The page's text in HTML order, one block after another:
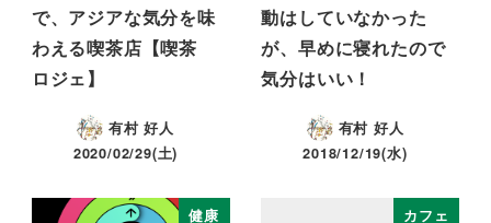
で、アジアな気分を味
わえる喫茶店【喫茶
ロジェ】
有村 好人
2020/02/29(土)
動はしていなかった
が、早めに寝れたので
気分はいい！
有村 好人
2018/12/19(水)
健康 カフェ